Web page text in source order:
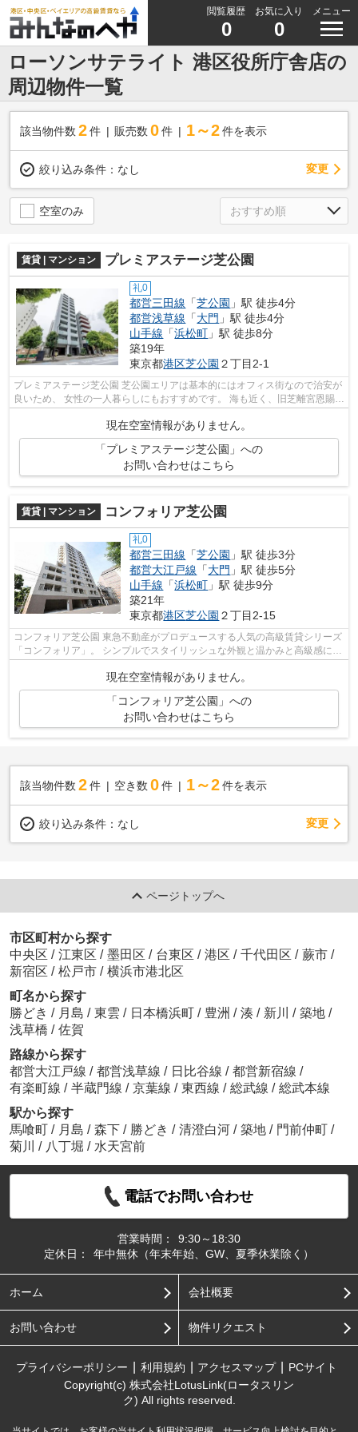
閲覧履歴
0
お気に入り
0
メニュー
ローソンサテライト 港区役所庁舎店の
周辺物件一覧
該当物件数 2件 販売数 0 件 1～2 件を表示
絞り込み条件： なし 変更
空室のみ
賃貸 | マンション プレミアステージ芝公園
礼0
都営三田線 「芝公園 」駅 徒歩4分
都営浅草線 「大門 」駅 徒歩4分
山手線 「浜松町 」駅 徒歩8分
築19年
東京都港区芝公園 ２丁目2-1
プレミアステージ芝公園 芝公園エリアは基本的にはオフィス街なので治安が
良いため、 女性の一人暮らしにもおすすめです。 海も近く、旧芝離宮恩賜庭
現在空室情報がありません。
「プレミアステージ芝公園」への
お問い合わせはこちら
賃貸 | マンション コンフォリア芝公園
礼0
都営三田線 「芝公園 」駅 徒歩3分
都営大江戸線 「大門 」駅 徒歩5分
山手線 「浜松町 」駅 徒歩9分
築21年
東京都港区芝公園 ２丁目2-15
コンフォリア芝公園 東急不動産がプロデュースする人気の高級賃貸シリーズ
「コンフォリア」。 シンプルでスタイリッシュな外観と温かみと高級感にあ
ふれる共用部が魅力。 全住戸南向...
現在空室情報がありません。
「コンフォリア芝公園」への
お問い合わせはこちら
該当物件数 2件 空き数 0 件 1～2 件を表示
絞り込み条件： なし 変更
ページトップへ
市区町村から探す
中央区 / 江東区 / 墨田区 / 台東区 / 港区 / 千代田区 / 蕨市 /
新宿区 / 松戸市 / 横浜市港北区
町名から探す
勝どき / 月島 / 東雲 / 日本橋浜町 / 豊洲 / 湊 / 新川 / 築地 /
浅草橋 / 佐賀
路線から探す
都営大江戸線 / 都営浅草線 / 日比谷線 / 都営新宿線 /
有楽町線 / 半蔵門線 / 京葉線 / 東西線 / 総武線 / 総武本線
駅から探す
馬喰町 / 月島 / 森下 / 勝どき / 清澄白河 / 築地 / 門前仲町 /
菊川
/ 八丁堀 / 水天宮前
電話でお問い合わせ
営業時間：
9:30～18:30
定休日：
年中無休（年末年始、GW、夏季休業除く）
ホーム 会社概要
お問い合わせ 物件リクエスト
プライバシーポリシー 利用規約 アクセスマップ
PCサイト
Copyright(c) 株式会社LotusLink(ロータスリン
ク) All rights reserved.